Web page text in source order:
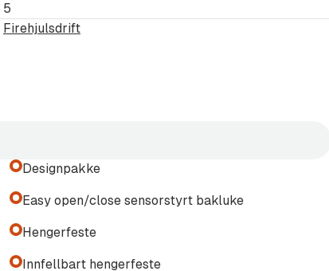
foran og bak
5
Firehjulsdrift
Designpakke
Easy open/close sensorstyrt bakluke
Hengerfeste
Innfellbart hengerfeste